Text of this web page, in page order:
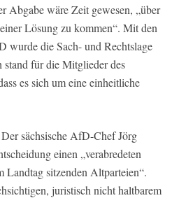
Abgabe wäre Zeit gewesen, „über
Lösung zu kommen“. Mit den
wurde die Sach- und Rechtslage
für die Mitglieder des
es sich um eine einheitliche
sächsische AfD-Chef Jörg
einen „verabredeten
sitzenden Altparteien“.
juristisch nicht haltbarem